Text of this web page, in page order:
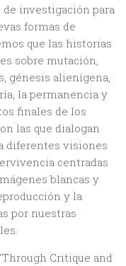
investigación para
formas de
que las historias
sobre mutación,
génesis alienígena,
la permanencia y
finales de los
las que dialogan
diferentes visiones
centradas
blancas y
y la
por nuestras
Critique and